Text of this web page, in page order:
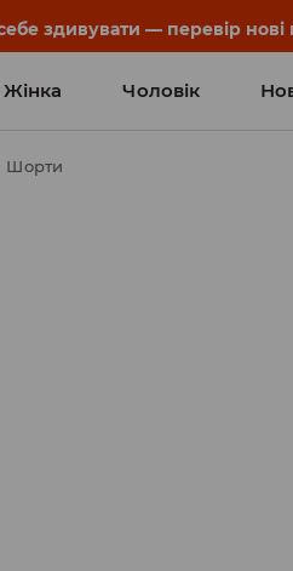
Купон та деталі акції
Жінка Чоловік
Шорти